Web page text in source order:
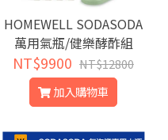
HOMEWELL SODASODA
萬用氣瓶/健樂酵酢組
NT$9900 NT$12800
加入購物車